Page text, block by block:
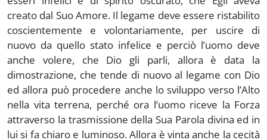
creato dal Suo Amore. Il legame deve essere ristabilito
coscientemente e volontariamente, per uscire di
nuovo da quello stato infelice e perciò l’uomo deve
anche volere, che Dio gli parli, allora è data la
dimostrazione, che tende di nuovo al legame con Dio
ed allora può procedere anche lo sviluppo verso l’Alto
nella vita terrena, perché ora l’uomo riceve la Forza
attraverso la trasmissione della Sua Parola divina ed in
lui si fa chiaro e luminoso. Allora è vinta anche la cecità